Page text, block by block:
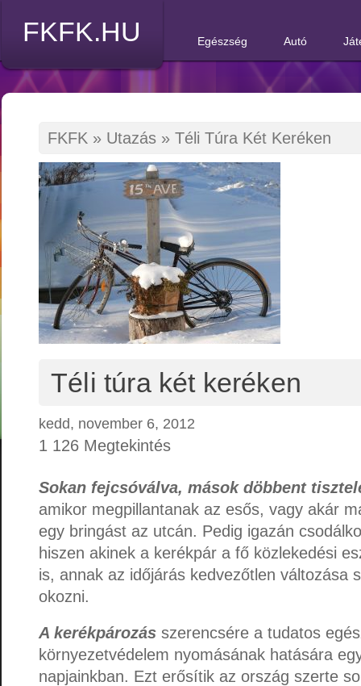
FKFK.HU Egészség Autó
FKFK » Utazás » Téli Túra Két Keréken
Téli túra két keréken
kedd, november 6, 2012
1 126 Megtekintés
Sokan fejcsóválva, mások döbbent
amikor megpillantanak az esős, vagy akár
egy bringást az utcán. Pedig igazán
hiszen akinek a kerékpár a fő közlekedési
is, annak az időjárás kedvezőtlen változása
okozni.
A kerékpározás szerencsére a tudatos
környezetvédelem nyomásának hatására
napjainkban. Ezt erősítik az ország szerte